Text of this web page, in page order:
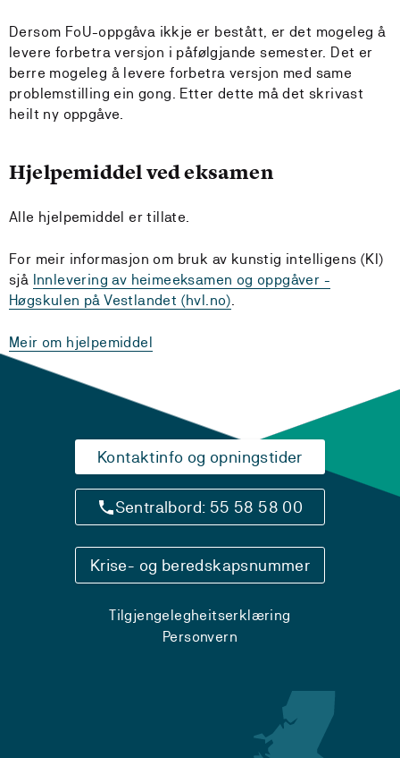
Dersom FoU-oppgåva ikkje er bestått, er det mogeleg å
levere forbetra versjon i påfølgjande semester. Det er
berre mogeleg å levere forbetra versjon med same
problemstilling ein gong. Etter dette må det skrivast
heilt ny oppgåve.
Hjelpemiddel ved eksamen
Alle hjelpemiddel er tillate.
For meir informasjon om bruk av kunstig intelligens (KI)
sjå Innlevering av heimeeksamen og oppgåver -
Høgskulen på Vestlandet (hvl.no).
Meir om hjelpemiddel
Kontaktinfo og opningstider
Sentralbord: 55 58 58 00
Krise- og beredskapsnummer
Tilgjengelegheitserklæring
Personvern